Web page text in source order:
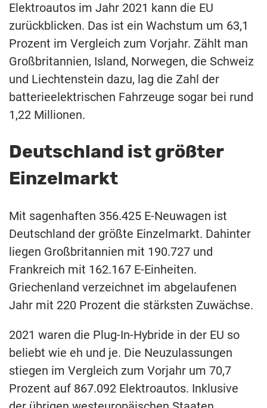
Elektroautos im Jahr 2021 kann die EU
zurückblicken. Das ist ein Wachstum um 63,1
Prozent im Vergleich zum Vorjahr. Zählt man
Großbritannien, Island, Norwegen, die Schweiz
und Liechtenstein dazu, lag die Zahl der
batterieelektrischen Fahrzeuge sogar bei rund
1,22 Millionen.
Deutschland ist größter
Einzelmarkt
Mit sagenhaften 356.425 E-Neuwagen ist
Deutschland der größte Einzelmarkt. Dahinter
liegen Großbritannien mit 190.727 und
Frankreich mit 162.167 E-Einheiten.
Griechenland verzeichnet im abgelaufenen
Jahr mit 220 Prozent die stärksten Zuwächse.
2021 waren die Plug-In-Hybride in der EU so
beliebt wie eh und je. Die Neuzulassungen
stiegen im Vergleich zum Vorjahr um 70,7
Prozent auf 867.092 Elektroautos. Inklusive